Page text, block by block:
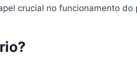
crucial no funcionamento